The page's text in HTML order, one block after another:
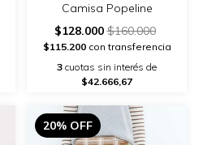
Camisa Popeline
$128.000$160.000
$115.200con transferencia
3 cuotas sin interés de
$42.666,67
20% OFF